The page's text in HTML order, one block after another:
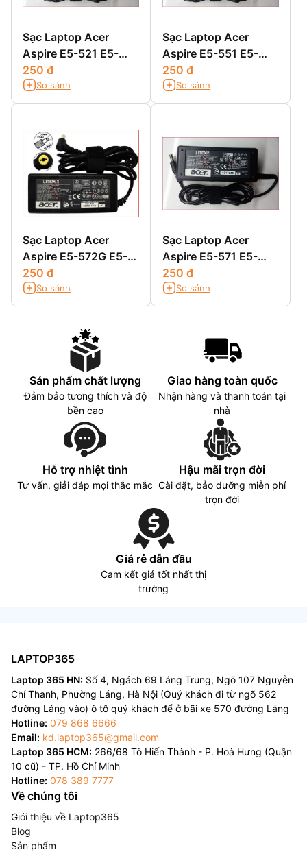
Sạc Laptop Acer
Aspire E5-521 E5-
521G E5-531 E5-531G
250 đ
So sánh
Sạc Laptop Acer
Aspire E5-551 E5-
551G
250 đ
So sánh
Sạc Laptop Acer
Aspire E5-572G E5-
721 E5-731 E5-731G
250 đ
So sánh
Sạc Laptop Acer
Aspire E5-571 E5-
571G E5-571PG
250 đ
So sánh
Sán phẩm chất lượng
Đảm bảo tương thích và độ
bền cao
Giao hàng toàn quốc
Nhận hàng và thanh toán tại
nhà
Hỗ trợ nhiệt tình
Tư vấn, giải đáp mọi thắc mắc
Hậu mãi trọn đời
Cài đặt, bảo dưỡng miễn phí
trọn đời
Giá rẻ dẫn đầu
Cam kết giá tốt nhất thị
trường
LAPTOP365
Laptop 365 HN: Số 4, Ngách 69 Láng Trung, Ngõ 107 Nguyễn
Chí Thanh, Phường Láng, Hà Nội (Quý khách đi từ ngõ 562
đường Láng vào) ô tô quý khách để ở bãi xe 570 đường Láng
Hotline: 079 868 6666
Email: kd.laptop365@gmail.com
Laptop 365 HCM: 266/68 Tô Hiến Thành - P. Hoà Hưng (Quận
10 cũ) - TP. Hồ Chí Minh
Hotline: 078 389 7777
Về chúng tôi
Giới thiệu về Laptop365
Blog
Sản phẩm